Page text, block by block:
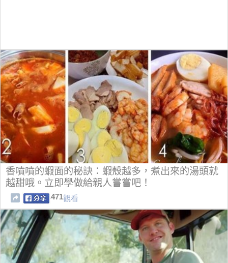
香噴噴的蝦面的秘訣：蝦殼越多，煮出來的湯頭就
越甜哦。立即學做給親人嘗嘗吧！
471觀看